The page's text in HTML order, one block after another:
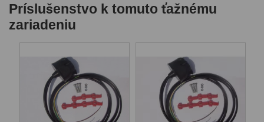
Príslušenstvo k tomuto ťažnému
zariadeniu